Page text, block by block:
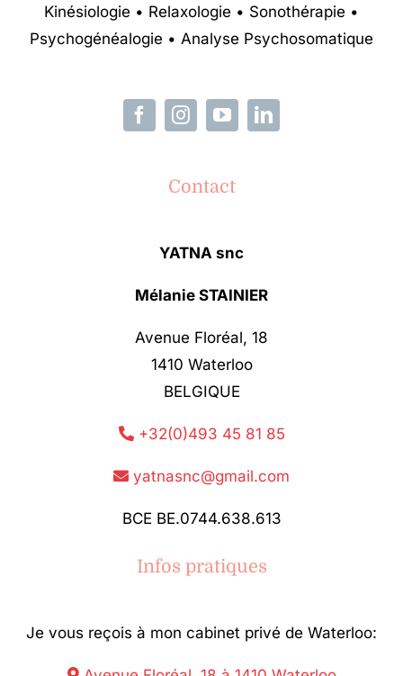
Kinésiologie • Relaxologie • Sonothérapie •
Psychogénéalogie • Analyse Psychosomatique
Contact
YATNA snc
Mélanie STAINIER
Avenue Floréal, 18
1410 Waterloo
BELGIQUE
+32(0)493 45 81 85
yatnasnc@gmail.com
BCE BE.0744.638.613
Infos pratiques
Je vous reçois à mon cabinet privé de Waterloo: